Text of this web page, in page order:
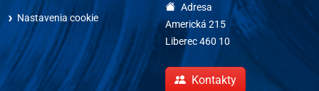
Nastavenia cookie
Adresa
Americká 215
Liberec 460 10
Kontakty